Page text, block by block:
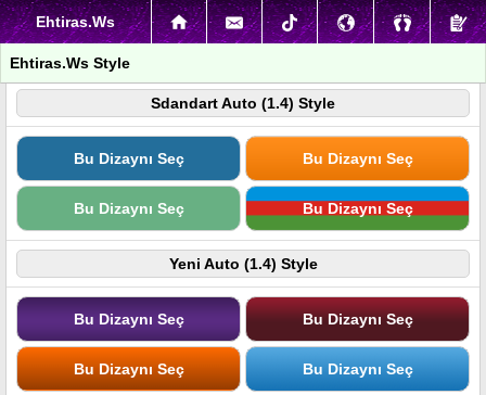
Ehtiras.Ws
Ehtiras.Ws Style
Sdandart Auto (1.4) Style
Bu Dizaynı Seç Bu Dizaynı Seç
Bu Dizaynı Seç Bu Dizaynı Seç
Yeni Auto (1.4) Style
Bu Dizaynı Seç Bu Dizaynı Seç
Bu Dizaynı Seç Bu Dizaynı Seç